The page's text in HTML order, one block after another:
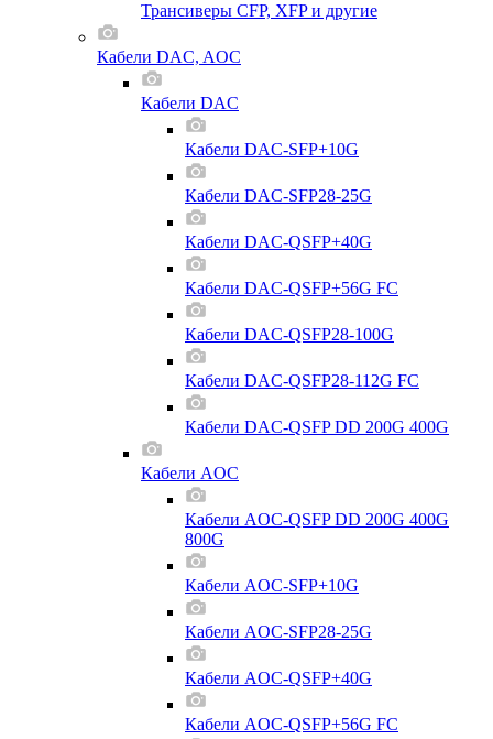
Трансиверы CFP, XFP и другие
Кабели DAC, AOC
Кабели DAC
Кабели DAC-SFP+10G
Кабели DAC-SFP28-25G
Кабели DAC-QSFP+40G
Кабели DAC-QSFP+56G FC
Кабели DAC-QSFP28-100G
Кабели DAC-QSFP28-112G FC
Кабели DAC-QSFP DD 200G 400G
Кабели AOC
Кабели AOC-QSFP DD 200G 400G
800G
Кабели AOC-SFP+10G
Кабели AOC-SFP28-25G
Кабели AOC-QSFP+40G
Кабели AOC-QSFP+56G FC